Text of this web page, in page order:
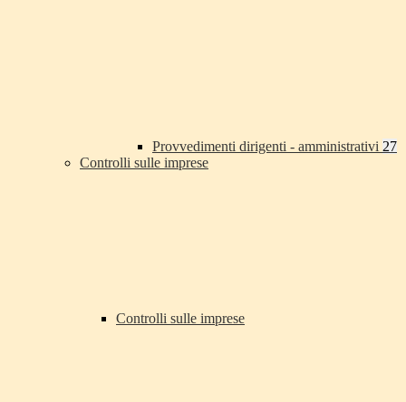
Provvedimenti dirigenti - amministrativi 27
Controlli sulle imprese
Controlli sulle imprese